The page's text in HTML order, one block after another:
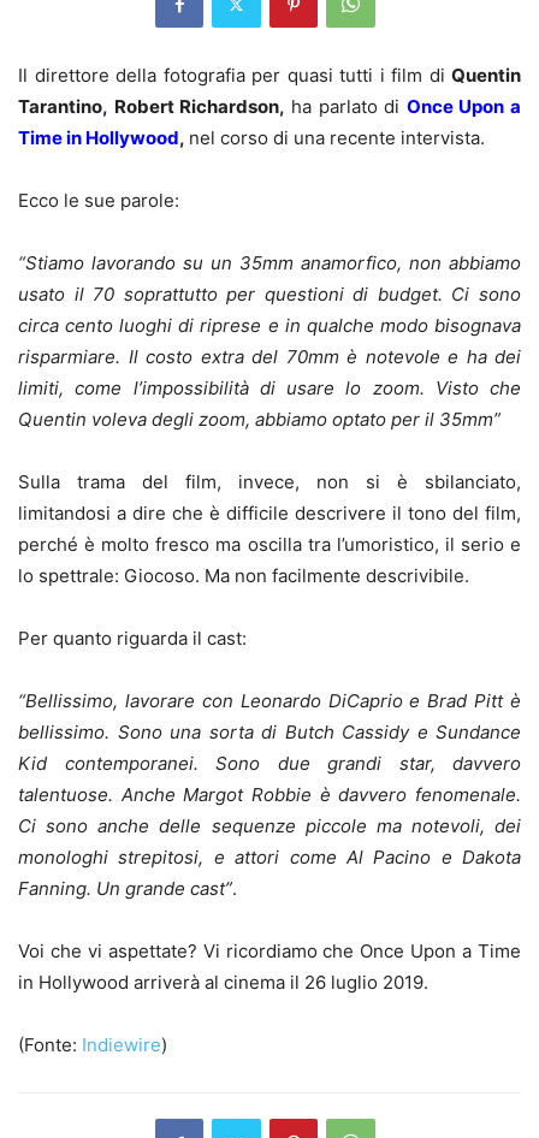
Il direttore della fotografia per quasi tutti i film di Quentin
Tarantino, Robert Richardson, ha parlato di Once Upon a
Time in Hollywood, nel corso di una recente intervista.
Ecco le sue parole:
“Stiamo lavorando su un 35mm anamorfico, non abbiamo
usato il 70 soprattutto per questioni di budget. Ci sono
circa cento luoghi di riprese e in qualche modo bisognava
risparmiare. Il costo extra del 70mm è notevole e ha dei
limiti, come l’impossibilità di usare lo zoom. Visto che
Quentin voleva degli zoom, abbiamo optato per il 35mm”
Sulla trama del film, invece, non si è sbilanciato,
limitandosi a dire che è difficile descrivere il tono del film,
perché è molto fresco ma oscilla tra l’umoristico, il serio e
lo spettrale: Giocoso. Ma non facilmente descrivibile.
Per quanto riguarda il cast:
“Bellissimo, lavorare con Leonardo DiCaprio e Brad Pitt è
bellissimo. Sono una sorta di Butch Cassidy e Sundance
Kid contemporanei. Sono due grandi star, davvero
talentuose. Anche Margot Robbie è davvero fenomenale.
Ci sono anche delle sequenze piccole ma notevoli, dei
monologhi strepitosi, e attori come Al Pacino e Dakota
Fanning. Un grande cast”.
Voi che vi aspettate? Vi ricordiamo che Once Upon a Time
in Hollywood arriverà al cinema il 26 luglio 2019.
(Fonte: Indiewire)